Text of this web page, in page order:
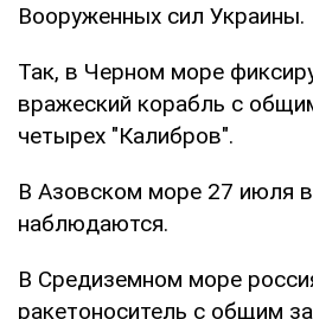
Вооруженных сил Украины.
Так, в Черном море
вражеский корабль с
четырех "Калибров".
В Азовском море 27 июля
наблюдаются.
В Средиземном море
ракетоноситель с общим